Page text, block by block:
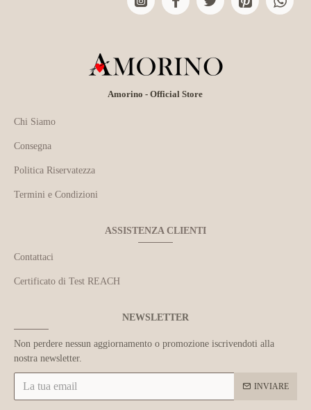
Amorino - Official Store
Chi Siamo
Consegna
Politica Riservatezza
Termini e Condizioni
ASSISTENZA CLIENTI
Contattaci
Certificato di Test REACH
NEWSLETTER
Non perdere nessun aggiornamento o promozione iscrivendoti alla
nostra newsletter.
INVIARE